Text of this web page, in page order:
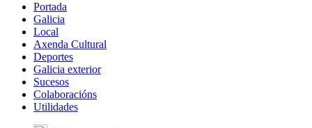
Portada
Galicia
Local
Axenda Cultural
Deportes
Galicia exterior
Sucesos
Colaboracións
Utilidades